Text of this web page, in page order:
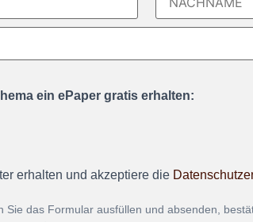
ein ePaper gratis erhalten:
erhalten und akzeptiere die
das Formular ausfüllen und absenden,